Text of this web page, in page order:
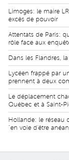
Limoges: le maire
excès de pouvoir
Attentats de Paris:
rôle face aux
Dans les Flandres,
Lycéen frappé par
prennent à deux
Le déplacement
Québec et à Saint-
Hollande: le réseau
"en voie d'être